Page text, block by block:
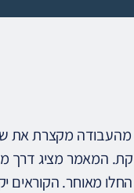
מקצרת את
המאמר מציג דרך
החלו מאוחר.